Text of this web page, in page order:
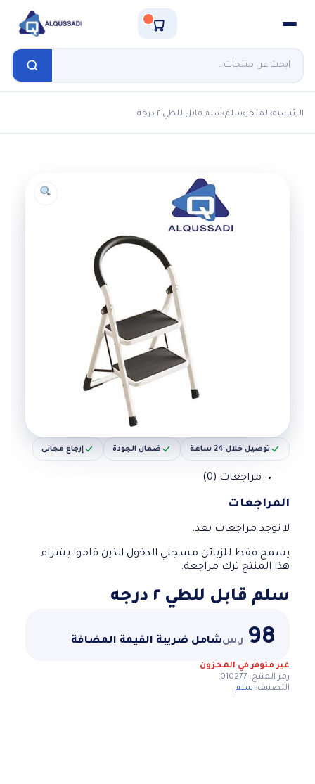
الرئيسية›المتجر›سلم›سلم قابل للطي ٢ درجه
سلم قابل للطي ٢ درجه
98 ر.سشامل ضريبة القيمة المضافة
غير متوفر في المخزون
رمز المنتج: 010277
التصنيف: سلم
توصيل خلال 24 ساعة ضمان الجودة إرجاع مجاني
مراجعات (0)
المراجعات
لا توجد مراجعات بعد.
يسمح فقط للزبائن مسجلي الدخول الذين قاموا بشراء
هذا المنتج ترك مراجعة.